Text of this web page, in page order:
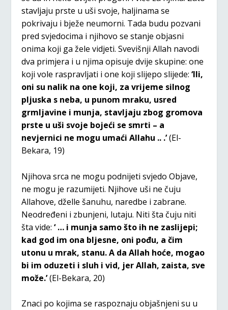
stavljaju prste u uši svoje, haljinama se
pokrivaju i bježe neumorni. Tada budu pozvani
pred svjedocima i njihovo se stanje objasni
onima koji ga žele vidjeti. Svevišnji Allah navodi
dva primjera i u njima opisuje dvije skupine: one
koji vole raspravljati i one koji slijepo slijede: ‘Ili,
oni su nalik na one koji, za vrijeme silnog
pljuska s neba, u punom mraku, usred
grmljavine i munja, stavljaju zbog gromova
prste u uši svoje bojeći se smrti – a
nevjernici ne mogu umaći Allahu .. .’(El-
Bekara, 19)
Njihova srca ne mogu podnijeti svjedo Objave,
ne mogu je razumijeti. Njihove uši ne čuju
Allahove, dželle šanuhu, naredbe i zabrane.
Neodređeni i zbunjeni, lutaju. Niti šta čuju niti
šta vide: ‘ … i munja samo što ih ne zaslijepi;
kad god im ona bljesne, oni pođu, a čim
utonu u mrak, stanu. A da Allah hoće, mogao
bi im oduzeti i sluh i vid, jer Allah, zaista, sve
može.’(El-Bekara, 20)
Znaci po kojima se raspoznaju objašnjeni su u